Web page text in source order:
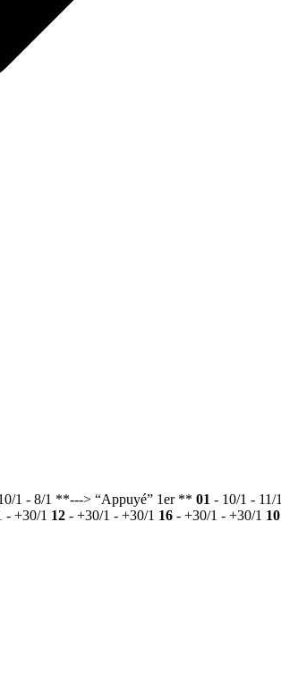
1 - 8/1 **---> “Appuyé” 1er ** 01 - 10/1 - 11/1
- +30/1 12 - +30/1 - +30/1 16 - +30/1 - +30/1 10